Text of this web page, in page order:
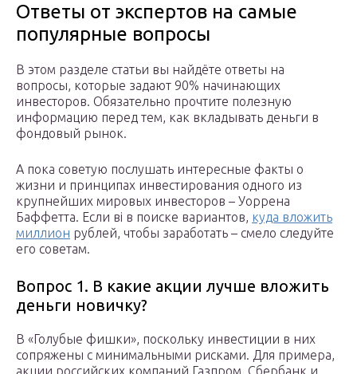
Ответы от экспертов на самые
популярные вопросы
В этом разделе статьи вы найдёте ответы на
вопросы, которые задают 90% начинающих
инвесторов. Обязательно прочтите полезную
информацию перед тем, как вкладывать деньги в
фондовый рынок.
А пока советую послушать интересные факты о
жизни и принципах инвестирования одного из
крупнейших мировых инвесторов – Уоррена
Баффетта. Если ві в поиске вариантов, куда вложить
миллион рублей, чтобы заработать – смело следуйте
его советам.
Вопрос 1. В какие акции лучше вложить
деньги новичку?
В «Голубые фишки», поскольку инвестиции в них
сопряжены с минимальными рисками. Для примера,